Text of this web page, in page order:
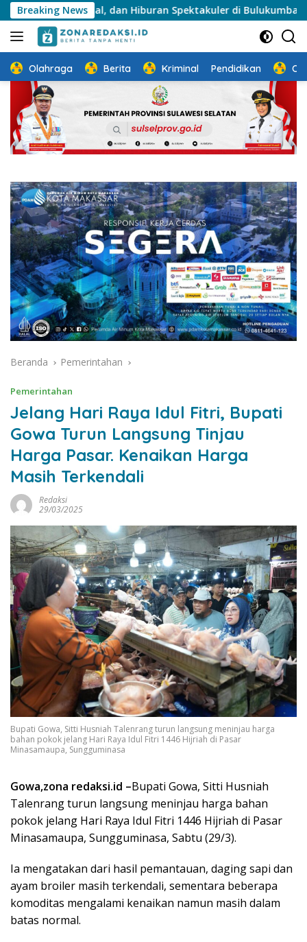
Langsung
ke
konten
Breaking News
dan Hiburan Spektakuler di Bulukumba
Olahraga Berita Kriminal Pendidikan
Beranda Pemerintahan
Pemerintahan
Jelang Hari Raya Idul Fitri, Bupati
Gowa Turun Langsung Tinjau
Harga Pasar. Kenaikan Harga
Masih Terkendali
Redaksi
29/03/2025
Bupati Gowa, Sitti Husniah Talenrang turun langsung meninjau harga
bahan pokok jelang Hari Raya Idul Fitri 1446 Hijriah di Pasar
Minasamaupa, Sungguminasa
Gowa,zona redaksi.id –Bupati Gowa, Sitti Husniah
Talenrang turun langsung meninjau harga bahan
pokok jelang Hari Raya Idul Fitri 1446 Hijriah di Pasar
Minasamaupa, Sungguminasa, Sabtu (29/3).
Ia mengatakan dari hasil pemantauan, daging sapi dan
ayam broiler masih terkendali, sementara beberapa
komoditas mengalami kenaikan namun masih dalam
batas normal.